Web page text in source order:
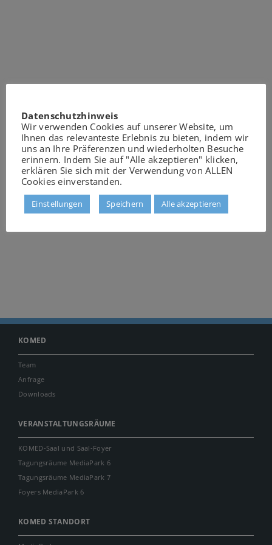
KOMED
Team
Anfrage
Downloads
VERANSTALTUNGSRÄUME
KOMED-Saal und Saal-Foyer
Tagungsräume MediaPark 6
Tagungsräume MediaPark 7
Foyers MediaPark 6
KOMED STANDORT
Datenschutzhinweis
Wir verwenden Cookies auf unserer Website, um
Ihnen das relevanteste Erlebnis zu bieten, indem wir
uns an Ihre Präferenzen und wiederholten Besuche
erinnern. Indem Sie auf "Alle akzeptieren" klicken,
erklären Sie sich mit der Verwendung von ALLEN
Cookies einverstanden.
Einstellungen Speichern Alle akzeptieren